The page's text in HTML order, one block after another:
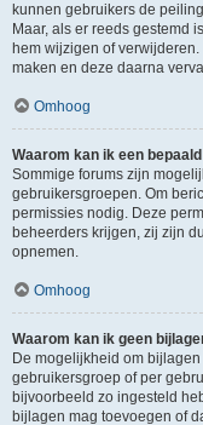
kunnen gebruikers de
Maar, als er reeds gestemd
hem wijzigen of
maken en deze daarna
Omhoog
Waarom kan ik een
Sommige forums zijn
gebruikersgroepen. Om
permissies nodig. Deze
beheerders krijgen, zij zijn
opnemen.
Omhoog
Waarom kan ik geen
De mogelijkheid om
gebruikersgroep of per
bijvoorbeeld zo ingesteld
bijlagen mag toevoegen of